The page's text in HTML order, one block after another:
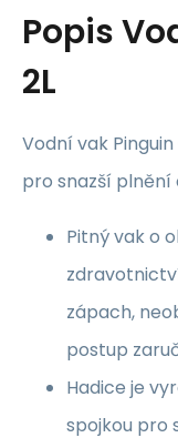
Popis
2L
Vodní vak
pro snazší plnění
Pitný vak o
zápach,
postup
Hadice je
spojkou pro